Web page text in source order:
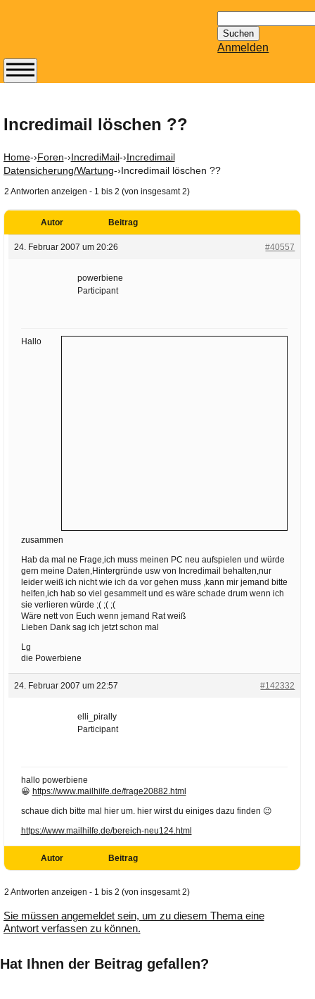
nach:
Anmelden
Incredimail löschen ??
Home-›Foren-›IncrediMail-›Incredimail
Datensicherung/Wartung-›Incredimail löschen ??
2 Antworten anzeigen - 1 bis 2 (von insgesamt 2)
Autor Beitrag
24. Februar 2007 um 20:26 #40557
powerbiene
Participant
Hallo
zusammen
Hab da mal ne Frage,ich muss meinen PC neu aufspielen und würde
gern meine Daten,Hintergründe usw von Incredimail behalten,nur
leider weiß ich nicht wie ich da vor gehen muss ,kann mir jemand bitte
helfen,ich hab so viel gesammelt und es wäre schade drum wenn ich
sie verlieren würde ;( ;( ;(
Wäre nett von Euch wenn jemand Rat weiß
Lieben Dank sag ich jetzt schon mal
Lg
die Powerbiene
24. Februar 2007 um 22:57 #142332
elli_pirally
Participant
hallo powerbiene
😀 https://www.mailhilfe.de/frage20882.html
schaue dich bitte mal hier um. hier wirst du einiges dazu finden 😉
https://www.mailhilfe.de/bereich-neu124.html
Autor Beitrag
2 Antworten anzeigen - 1 bis 2 (von insgesamt 2)
Sie müssen angemeldet sein, um zu diesem Thema eine
Antwort verfassen zu können.
Hat Ihnen der Beitrag gefallen?
Abonnieren Sie den
erscheinenden
Mailhilfe.de
kostenlos.
Der ständig aktuelle
Email für Sie
bereithält!
Wie z.B. Outlook,
oder auch
KuNoMail, usw.
Adresse: